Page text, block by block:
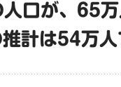
口が、65
計は54万人